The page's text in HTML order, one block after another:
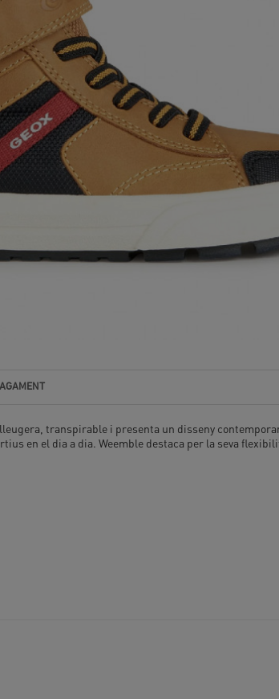
transpirable i presenta un disseny
en el dia a dia. Weemble destaca per la seva